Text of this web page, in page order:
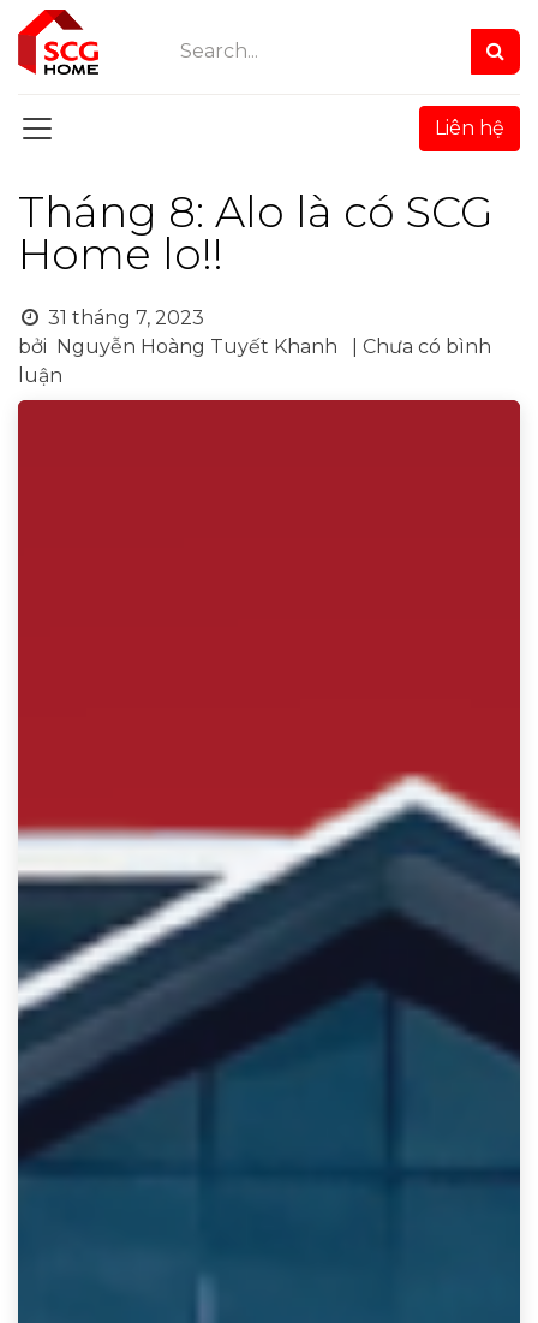
Bỏ qua để đến Nội dung
Liên hệ
Tháng 8: Alo là có SCG
Home lo!!
31 tháng 7, 2023
bởi Nguyễn Hoàng Tuyết Khanh
| Chưa có bình
luận